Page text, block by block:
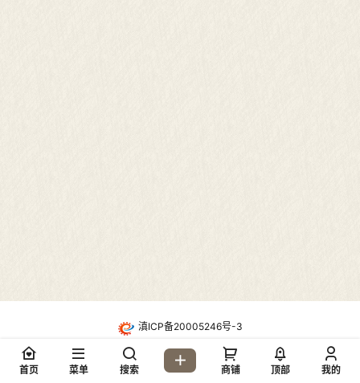
滇ICP备20005246号-3
・
酷盾高防CDN防护
Copyright © 2026
地质网论坛(dzw6.com)
首页 菜单 搜索 商铺 顶部 我的